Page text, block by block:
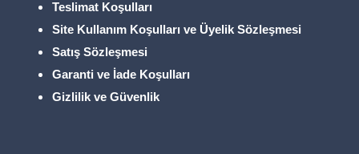
Teslimat Koşulları
Site Kullanım Koşulları ve Üyelik Sözleşmesi
Satış Sözleşmesi
Garanti ve İade Koşulları
Gizlilik ve Güvenlik